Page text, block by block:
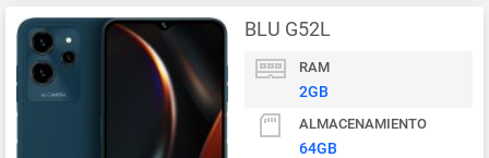
BLU G52L
RAM
2GB
ALMACENAMIENTO
64GB